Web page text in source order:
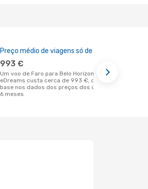
Preço médio de viagens só de ida
993 €
Um voo de Faro para Belo Horizonte na
eDreams custa cerca de 993 €, com
base nos dados dos preços dos últimos
6 meses